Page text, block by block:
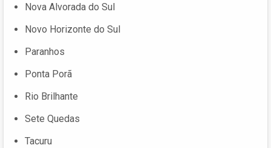
Nova Alvorada do Sul
Novo Horizonte do Sul
Paranhos
Ponta Porã
Rio Brilhante
Sete Quedas
Tacuru